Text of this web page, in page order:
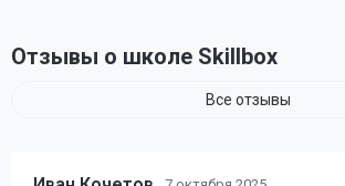
Отзывы о школе Skillbox
Все отзывы